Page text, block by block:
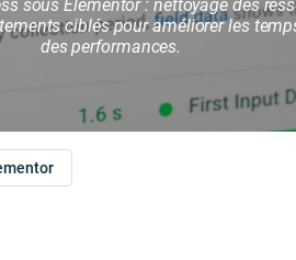
sous Elementor : nettoyage des
ciblés pour améliorer les
des performances.